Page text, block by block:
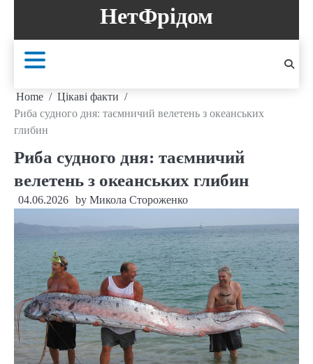
content
НетФрідом
Home
Цікаві факти
Риба судного дня: таємничий велетень з океанських
глибин
Риба судного дня: таємничий
велетень з океанських глибин
04.06.2026 by Микола Стороженко